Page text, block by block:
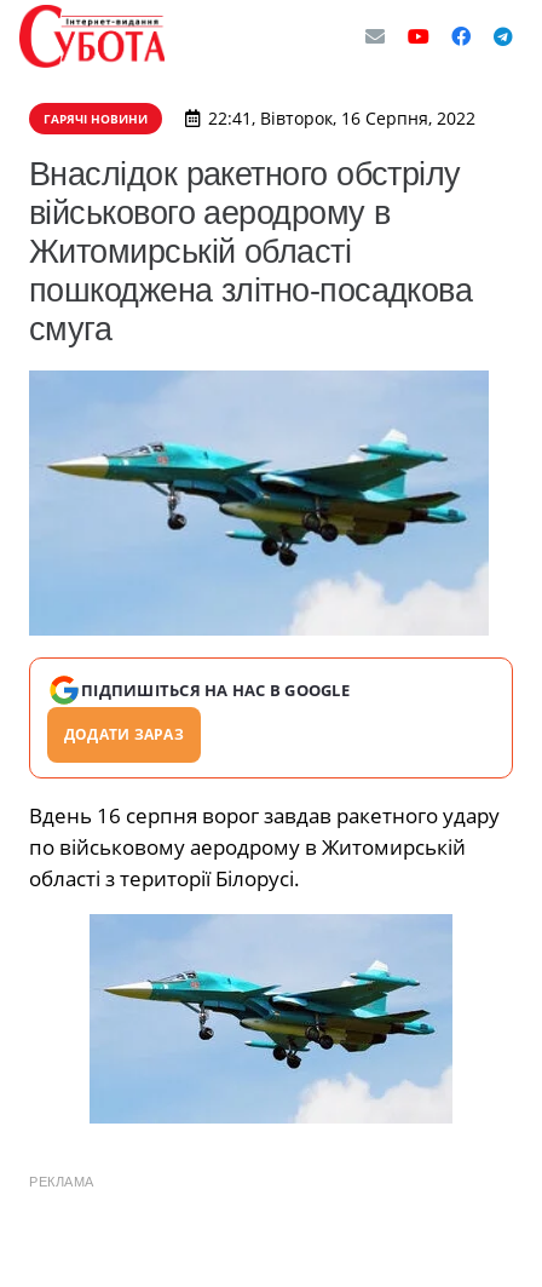
ГАРЯЧІ НОВИНИ 22:41, Вівторок, 16 Серпня, 2022
Внаслідок ракетного обстрілу
військового аеродрому в
Житомирській області
пошкоджена злітно-посадкова
смуга
ПІДПИШІТЬСЯ НА НАС В GOOGLE
ДОДАТИ ЗАРАЗ
Вдень 16 серпня ворог завдав ракетного удару
по військовому аеродрому в Житомирській
області з території Білорусі.
РЕКЛАМА